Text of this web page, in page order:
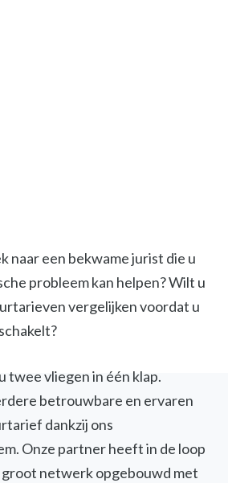
naar een bekwame jurist die u
probleem kan helpen? Wilt u
vergelijken voordat u
twee vliegen in één klap.
betrouwbare en ervaren
dankzij ons
Onze partner heeft in de loop
groot netwerk opgebouwd met